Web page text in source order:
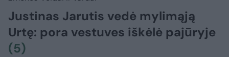
Justinas Jarutis vedė mylimąją
Urtę: pora vestuves iškėlė pajūryje
(5)